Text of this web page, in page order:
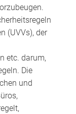
(UVVs), der
etc. darum,
Die
und